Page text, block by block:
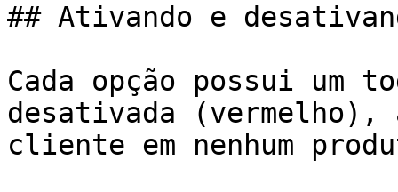
## Ativando e
Cada opção possui um
desativada (vermelho),
cliente em nenhum